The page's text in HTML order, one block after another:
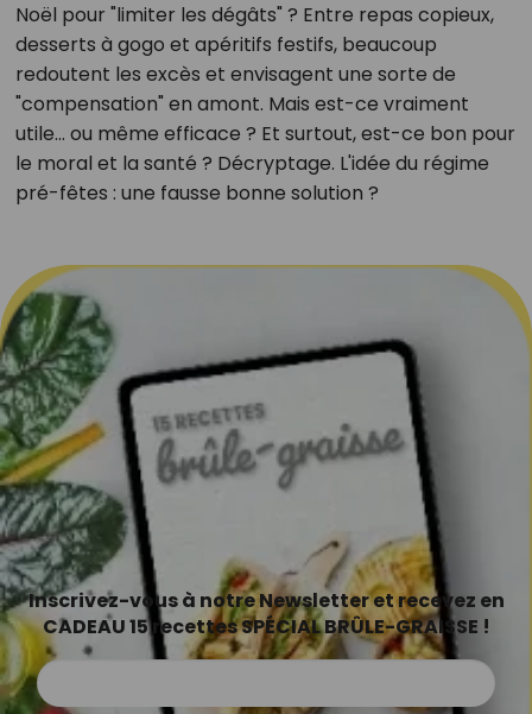
Noël pour "limiter les dégâts" ? Entre repas copieux,
desserts à gogo et apéritifs festifs, beaucoup
redoutent les excès et envisagent une sorte de
"compensation" en amont. Mais est-ce vraiment
utile… ou même efficace ? Et surtout, est-ce bon pour
le moral et la santé ? Décryptage. L'idée du régime
pré-fêtes : une fausse bonne solution ?
Inscrivez-vous à notre Newsletter et recevez en
CADEAU 15 recettes SPÉCIAL BRÛLE-GRAISSE !